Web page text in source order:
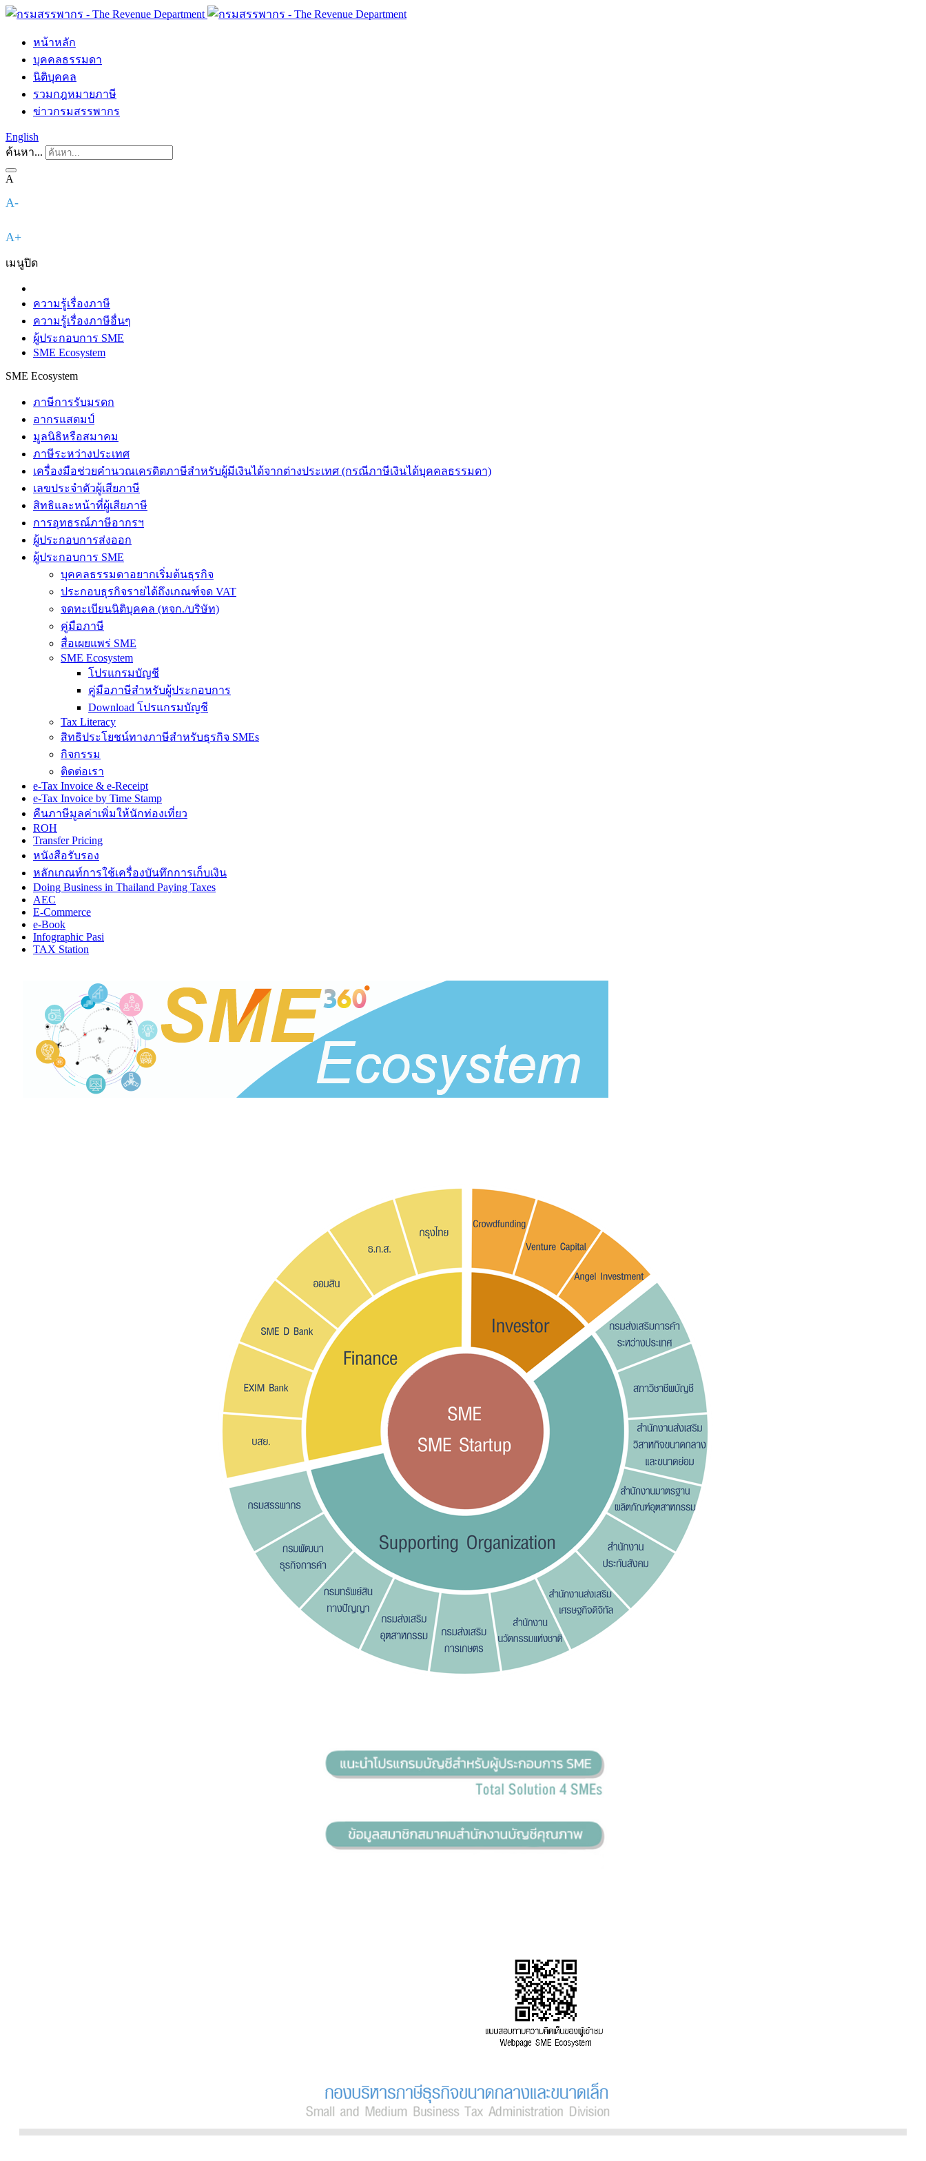
หน้าหลัก
บุคคลธรรมดา
นิติบุคคล
รวมกฎหมายภาษี
ข่าวกรมสรรพากร
English
ค้นหา...
A
A-
A+
เมนูปิด
ความรู้เรื่องภาษี
ความรู้เรื่องภาษีอื่นๆ
ผู้ประกอบการ SME
SME Ecosystem
SME Ecosystem
ภาษีการรับมรดก
อากรแสตมป์
มูลนิธิหรือสมาคม
ภาษีระหว่างประเทศ
เครื่องมือช่วยคำนวณเครดิตภาษีสำหรับผู้มีเงินได้จากต่างประเทศ (กรณีภาษีเงินได้บุคคลธรรมดา)
เลขประจำตัวผู้เสียภาษี
สิทธิและหน้าที่ผู้เสียภาษี
การอุทธรณ์ภาษีอากรฯ
ผู้ประกอบการส่งออก
ผู้ประกอบการ SME
บุคคลธรรมดาอยากเริ่มต้นธุรกิจ
ประกอบธุรกิจรายได้ถึงเกณฑ์จด VAT
จดทะเบียนนิติบุคคล (หจก./บริษัท)
คู่มือภาษี
สื่อเผยแพร่ SME
SME Ecosystem
โปรแกรมบัญชี
คู่มือภาษีสำหรับผู้ประกอบการ
Download โปรแกรมบัญชี
Tax Literacy
สิทธิประโยชน์ทางภาษีสำหรับธุรกิจ SMEs
กิจกรรม
ติดต่อเรา
e-Tax Invoice & e-Receipt
e-Tax Invoice by Time Stamp
คืนภาษีมูลค่าเพิ่มให้นักท่องเที่ยว
ROH
Transfer Pricing
หนังสือรับรอง
หลักเกณท์การใช้เครื่องบันทึกการเก็บเงิน
Doing Business in Thailand Paying Taxes
AEC
E-Commerce
e-Book
Infographic Pasi
TAX Station